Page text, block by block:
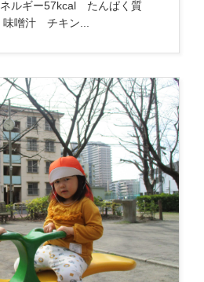
ネルギー57kcal たんぱく質
噌汁 チキン...